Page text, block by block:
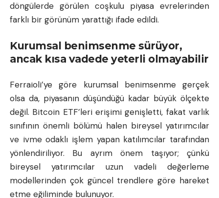
döngülerde görülen coşkulu piyasa evrelerinden
farklı bir görünüm yarattığı ifade edildi.
Kurumsal benimsenme sürüyor,
ancak kısa vadede yeterli olmayabilir
Ferraioli’ye göre kurumsal benimsenme gerçek
olsa da, piyasanın düşündüğü kadar büyük ölçekte
değil. Bitcoin ETF’leri erişimi genişletti, fakat varlık
sınıfının önemli bölümü halen bireysel yatırımcılar
ve ivme odaklı işlem yapan katılımcılar tarafından
yönlendiriliyor. Bu ayrım önem taşıyor; çünkü
bireysel yatırımcılar uzun vadeli değerleme
modellerinden çok güncel trendlere göre hareket
etme eğiliminde bulunuyor.